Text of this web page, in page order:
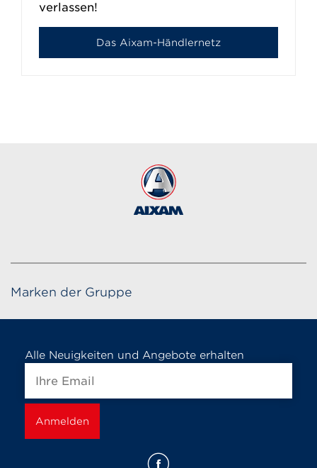
verlassen!
Das Aixam-Händlernetz
Marken der Gruppe
Alle Neuigkeiten und Angebote erhalten